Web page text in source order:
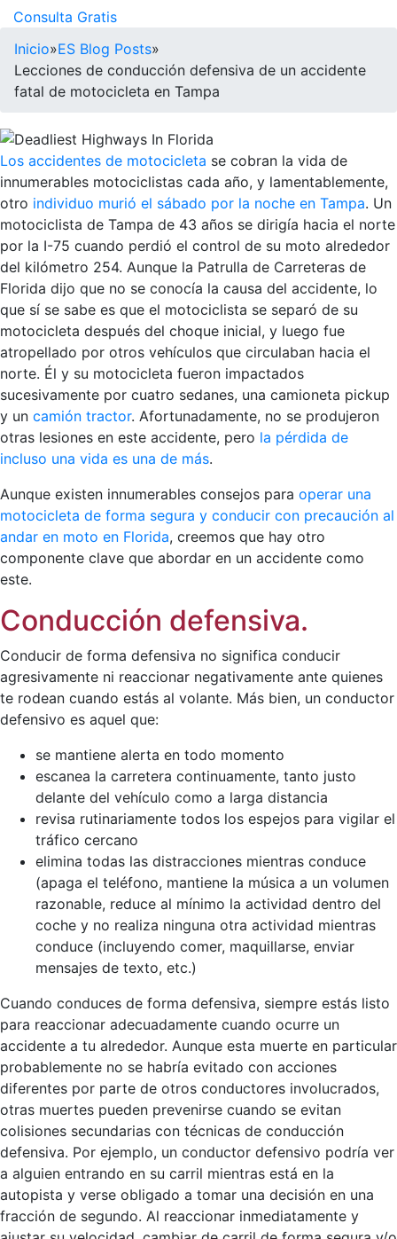
Consulta Gratis
Inicio»ES Blog Posts»
Lecciones de conducción defensiva de un accidente
fatal de motocicleta en Tampa
Los accidentes de motocicleta se cobran la vida de
innumerables motociclistas cada año, y lamentablemente,
otro individuo murió el sábado por la noche en Tampa. Un
motociclista de Tampa de 43 años se dirigía hacia el norte
por la I-75 cuando perdió el control de su moto alrededor
del kilómetro 254. Aunque la Patrulla de Carreteras de
Florida dijo que no se conocía la causa del accidente, lo
que sí se sabe es que el motociclista se separó de su
motocicleta después del choque inicial, y luego fue
atropellado por otros vehículos que circulaban hacia el
norte. Él y su motocicleta fueron impactados
sucesivamente por cuatro sedanes, una camioneta pickup
y un camión tractor. Afortunadamente, no se produjeron
otras lesiones en este accidente, pero la pérdida de
incluso una vida es una de más.
Aunque existen innumerables consejos para operar una
motocicleta de forma segura y conducir con precaución al
andar en moto en Florida, creemos que hay otro
componente clave que abordar en un accidente como
este.
Conducción defensiva.
Conducir de forma defensiva no significa conducir
agresivamente ni reaccionar negativamente ante quienes
te rodean cuando estás al volante. Más bien, un conductor
defensivo es aquel que:
se mantiene alerta en todo momento
escanea la carretera continuamente, tanto justo
delante del vehículo como a larga distancia
revisa rutinariamente todos los espejos para vigilar el
tráfico cercano
elimina todas las distracciones mientras conduce
(apaga el teléfono, mantiene la música a un volumen
razonable, reduce al mínimo la actividad dentro del
coche y no realiza ninguna otra actividad mientras
conduce (incluyendo comer, maquillarse, enviar
mensajes de texto, etc.)
Cuando conduces de forma defensiva, siempre estás listo
para reaccionar adecuadamente cuando ocurre un
accidente a tu alrededor. Aunque esta muerte en particular
probablemente no se habría evitado con acciones
diferentes por parte de otros conductores involucrados,
otras muertes pueden prevenirse cuando se evitan
colisiones secundarias con técnicas de conducción
defensiva. Por ejemplo, un conductor defensivo podría ver
a alguien entrando en su carril mientras está en la
autopista y verse obligado a tomar una decisión en una
fracción de segundo. Al reaccionar inmediatamente y